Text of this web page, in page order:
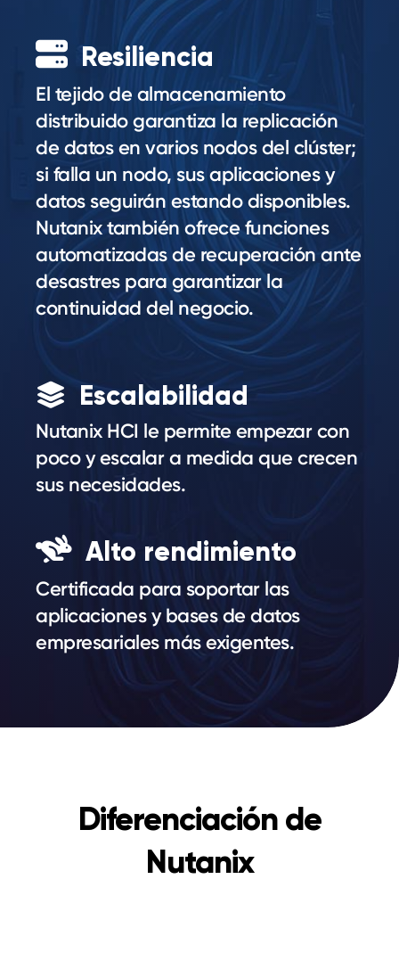
Resiliencia
El tejido de almacenamiento
distribuido garantiza la replicación
de datos en varios nodos del clúster;
si falla un nodo, sus aplicaciones y
datos seguirán estando disponibles.
Nutanix también ofrece funciones
automatizadas de recuperación ante
desastres para garantizar la
continuidad del negocio.
Escalabilidad
Nutanix HCI le permite empezar con
poco y escalar a medida que crecen
sus necesidades.
Alto rendimiento
Certificada para soportar las
aplicaciones y bases de datos
empresariales más exigentes.
Diferenciación de
Nutanix